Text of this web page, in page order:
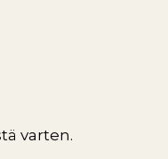
varten.